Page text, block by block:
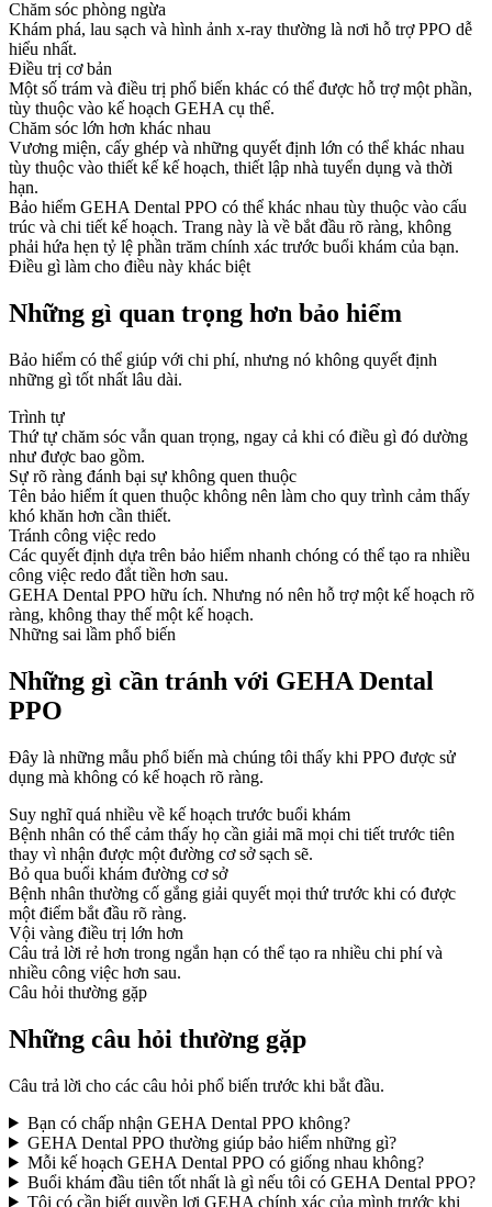
Chăm sóc phòng ngừa
Khám phá, lau sạch và hình ảnh x-ray thường là nơi hỗ trợ PPO dễ
hiểu nhất.
Điều trị cơ bản
Một số trám và điều trị phổ biến khác có thể được hỗ trợ một phần,
tùy thuộc vào kế hoạch GEHA cụ thể.
Chăm sóc lớn hơn khác nhau
Vương miện, cấy ghép và những quyết định lớn có thể khác nhau
tùy thuộc vào thiết kế kế hoạch, thiết lập nhà tuyển dụng và thời
hạn.
Bảo hiểm GEHA Dental PPO có thể khác nhau tùy thuộc vào cấu
trúc và chi tiết kế hoạch. Trang này là về bắt đầu rõ ràng, không
phải hứa hẹn tỷ lệ phần trăm chính xác trước buổi khám của bạn.
Điều gì làm cho điều này khác biệt
Những gì quan trọng hơn bảo hiểm
Bảo hiểm có thể giúp với chi phí, nhưng nó không quyết định
những gì tốt nhất lâu dài.
Trình tự
Thứ tự chăm sóc vẫn quan trọng, ngay cả khi có điều gì đó dường
như được bao gồm.
Sự rõ ràng đánh bại sự không quen thuộc
Tên bảo hiểm ít quen thuộc không nên làm cho quy trình cảm thấy
khó khăn hơn cần thiết.
Tránh công việc redo
Các quyết định dựa trên bảo hiểm nhanh chóng có thể tạo ra nhiều
công việc redo đắt tiền hơn sau.
GEHA Dental PPO hữu ích. Nhưng nó nên hỗ trợ một kế hoạch rõ
ràng, không thay thế một kế hoạch.
Những sai lầm phổ biến
Những gì cần tránh với GEHA Dental
PPO
Đây là những mẫu phổ biến mà chúng tôi thấy khi PPO được sử
dụng mà không có kế hoạch rõ ràng.
Suy nghĩ quá nhiều về kế hoạch trước buổi khám
Bệnh nhân có thể cảm thấy họ cần giải mã mọi chi tiết trước tiên
thay vì nhận được một đường cơ sở sạch sẽ.
Bỏ qua buổi khám đường cơ sở
Bệnh nhân thường cố gắng giải quyết mọi thứ trước khi có được
một điểm bắt đầu rõ ràng.
Vội vàng điều trị lớn hơn
Câu trả lời rẻ hơn trong ngắn hạn có thể tạo ra nhiều chi phí và
nhiều công việc hơn sau.
Câu hỏi thường gặp
Những câu hỏi thường gặp
Câu trả lời cho các câu hỏi phổ biến trước khi bắt đầu.
Bạn có chấp nhận GEHA Dental PPO không?
GEHA Dental PPO thường giúp bảo hiểm những gì?
Mỗi kế hoạch GEHA Dental PPO có giống nhau không?
Buổi khám đầu tiên tốt nhất là gì nếu tôi có GEHA Dental PPO?
Tôi có cần biết quyền lợi GEHA chính xác của mình trước khi